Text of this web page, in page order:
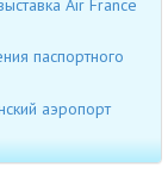
Air France
паспортного
аэропорт